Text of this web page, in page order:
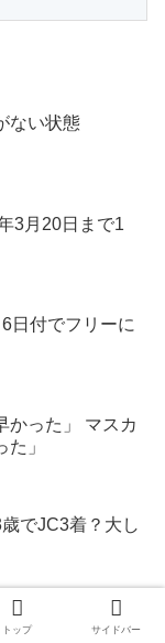
ない状態
3月20日まで1
日付でフリーに
かった」 マスカ
」
でJC3着？大し
トップ サイドバー